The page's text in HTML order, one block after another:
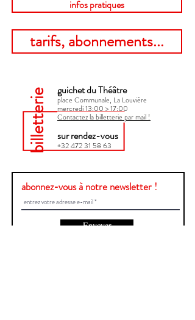
infos pratiques
tarifs, abonnements...
billetterie guichet du Théâtre
place Communale, La Louvière
mercredi 13:00 > 17:00​
Contactez la billetterie par mail !
sur rendez-vous
+32 472 31 58 63
abonnez-vous à notre newsletter !
Envoyer